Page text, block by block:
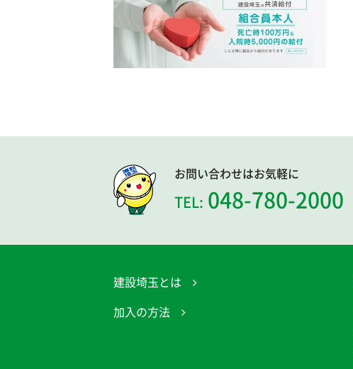
お問い合わせはお気軽に
TEL: 048-780-2000
建設埼玉とは
加入の方法